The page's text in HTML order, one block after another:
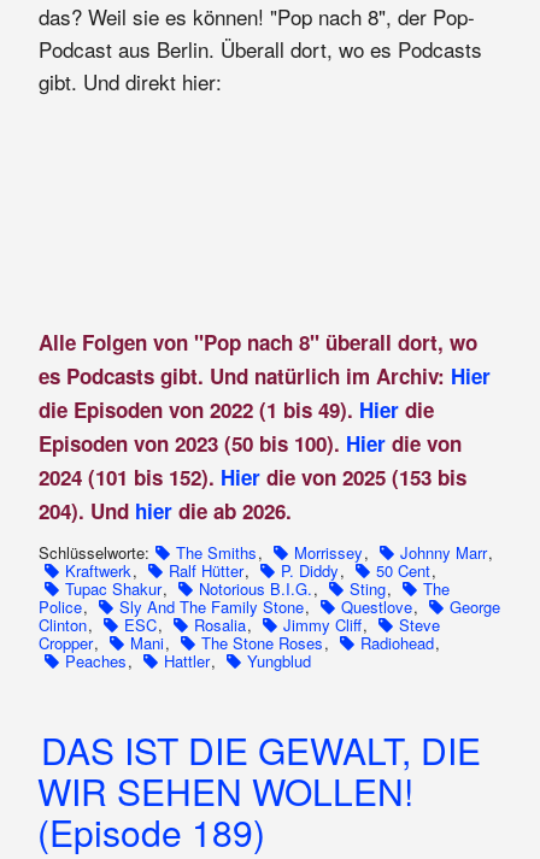
das? Weil sie es können! "Pop nach 8", der Pop-
Podcast aus Berlin. Überall dort, wo es Podcasts
gibt. Und direkt hier:
Alle Folgen von "Pop nach 8" überall dort, wo
es Podcasts gibt. Und natürlich im Archiv: Hier
die Episoden von 2022 (1 bis 49). Hierdie
Episoden von 2023 (50 bis 100). Hier die von
2024 (101 bis 152). Hier die von 2025 (153 bis
204). Und hier die ab 2026.
Schlüsselworte: The Smiths, Morrissey, Johnny Marr,
Kraftwerk, Ralf Hütter, P. Diddy, 50 Cent,
Tupac Shakur, Notorious B.I.G., Sting, The
Police, Sly And The Family Stone, Questlove, George
Clinton, ESC, Rosalia, Jimmy Cliff, Steve
Cropper, Mani, The Stone Roses, Radiohead,
Peaches, Hattler, Yungblud
DAS IST DIE GEWALT, DIE
WIR SEHEN WOLLEN!
(Episode 189)